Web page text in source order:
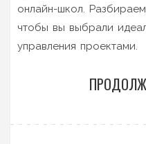
онлайн-школ.
чтобы вы выбрали
управления проектами.